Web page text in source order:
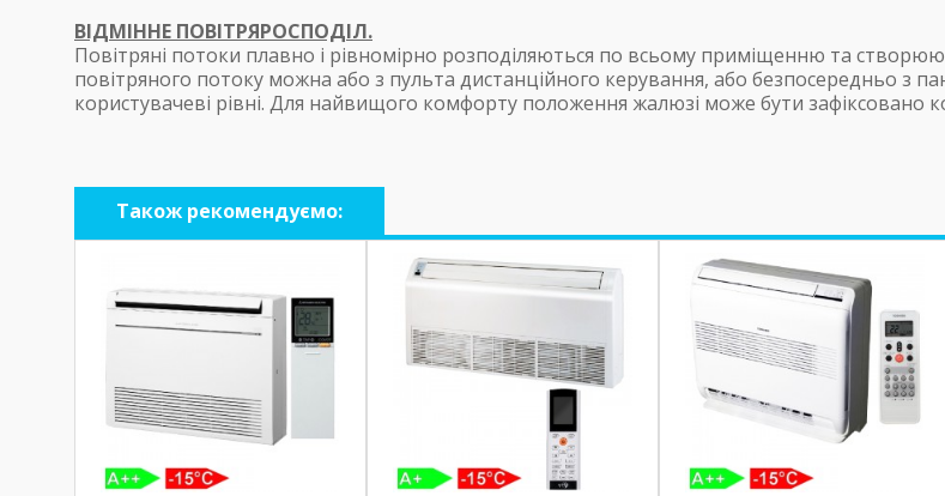
ВІДМІННЕ ПОВІТРЯРОСПОДІЛ.
Повітряні потоки плавно і рівномірно розподіляються по всьому приміщенню та
повітряного потоку можна або з пульта дистанційного керування, або безпосередньо з
користувачеві рівні. Для найвищого комфорту положення жалюзі може бути
Також рекомендуємо: